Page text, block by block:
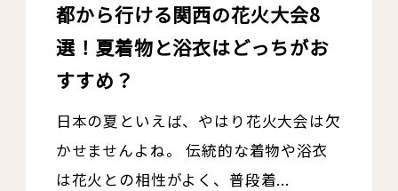
都から行ける関西の花火大会8
選！夏着物と浴衣はどっちがお
すすめ？
日本の夏といえば、やはり花火大会は欠
かせませんよね。 伝統的な着物や浴衣
は花火との相性がよく、普段着...